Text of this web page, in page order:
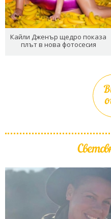
Кайли Дженър щедро показа
плът в нова фотосесия